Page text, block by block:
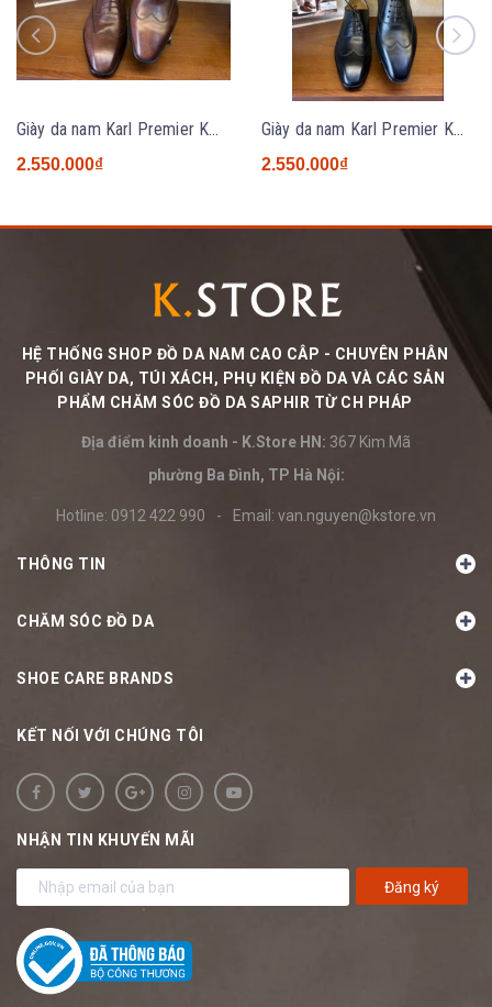
Giày da nam Karl Premier KM2631 BROWN
2.550.000₫
Giày da nam Karl Premier KM2631 BLACK
2.550.000₫
HỆ THỐNG SHOP ĐỒ DA NAM CAO CÂP - CHUYÊN PHÂN
PHỐI GIÀY DA, TÚI XÁCH, PHỤ KIỆN ĐỒ DA VÀ CÁC SẢN
PHẨM CHĂM SÓC ĐỒ DA SAPHIR TỪ CH PHÁP
Địa điểm kinh doanh - K.Store HN: 367 Kim Mã
phường Ba Đình, TP Hà Nội:
Hotline: 0912 422 990 - Email: van.nguyen@kstore.vn
THÔNG TIN
CHĂM SÓC ĐỒ DA
SHOE CARE BRANDS
KẾT NỐI VỚI CHÚNG TÔI
NHẬN TIN KHUYẾN MÃI
Đăng ký